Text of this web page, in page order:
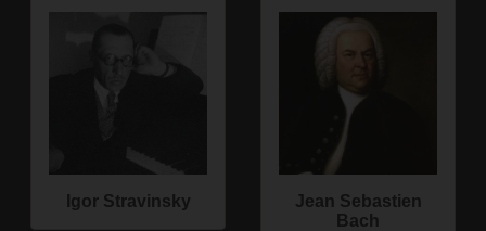
Igor Stravinsky
Jean Sebastien
Bach